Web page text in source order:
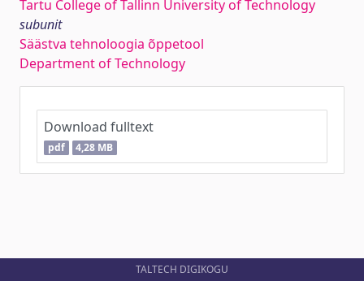
Tartu College of Tallinn University of Technology
subunit
Säästva tehnoloogia õppetool
Department of Technology
Download fulltext
pdf 4,28 MB
TALTECH DIGIKOGU